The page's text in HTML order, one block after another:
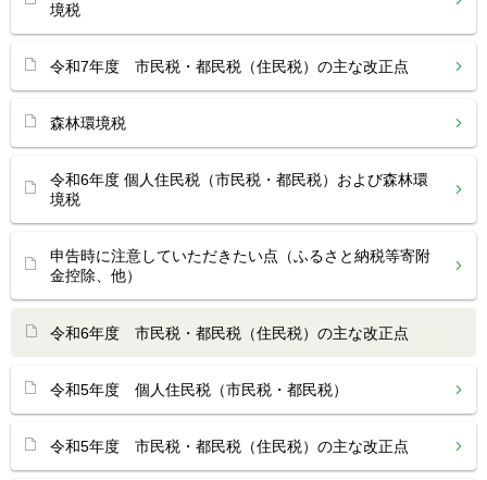
境税
令和7年度 市民税・都民税（住民税）の主な改正点
森林環境税
令和6年度 個人住民税（市民税・都民税）および森林環
境税
申告時に注意していただきたい点（ふるさと納税等寄附
金控除、他）
令和6年度 市民税・都民税（住民税）の主な改正点
令和5年度 個人住民税（市民税・都民税）
令和5年度 市民税・都民税（住民税）の主な改正点